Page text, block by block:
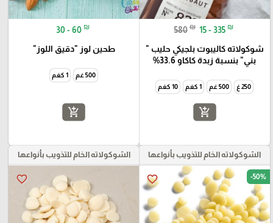
580 ₪ 15 - 335 ₪
شوكولاته كاليبوت بلجيكي حليب "
بني" بنسبة زبدة كاكاو 33.6%
250 غ 500 غم 1 كغم 10 كغم
add_shopping_cart
30 - 60 ₪
طحين لوز "دقيق اللوز"
500 غم 1 كغم
add_shopping_cart
الشوكولاته الخام للتذويب بأنواعها
favorite_border -50%
الشوكولاته الخام للتذويب بأنواعها
favorite_border